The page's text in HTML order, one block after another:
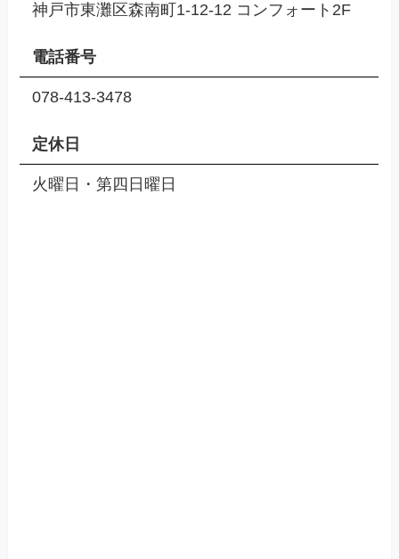
神戸市東灘区森南町1-12-12 コンフォート2F
電話番号
078-413-3478
定休日
火曜日・第四日曜日